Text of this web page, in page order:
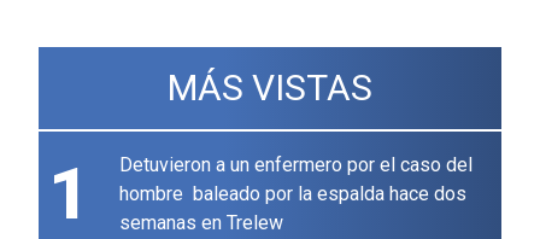
MÁS VISTAS
1
Detuvieron a un enfermero por el caso del
hombre baleado por la espalda hace dos
semanas en Trelew